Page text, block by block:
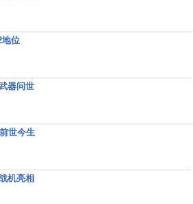
地位
器问世
世今生
机亮相